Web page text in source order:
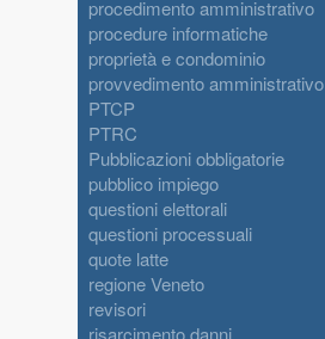
procedimento amministrativo
procedure informatiche
proprietà e condominio
provvedimento amministrativo
PTCP
PTRC
Pubblicazioni obbligatorie
pubblico impiego
questioni elettorali
questioni processuali
quote latte
regione Veneto
revisori
risarcimento danni